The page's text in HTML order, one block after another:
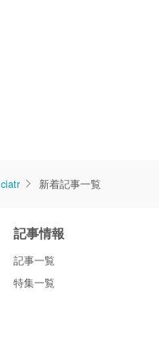
ciatr 新着記事一覧
記事情報
記事一覧
特集一覧